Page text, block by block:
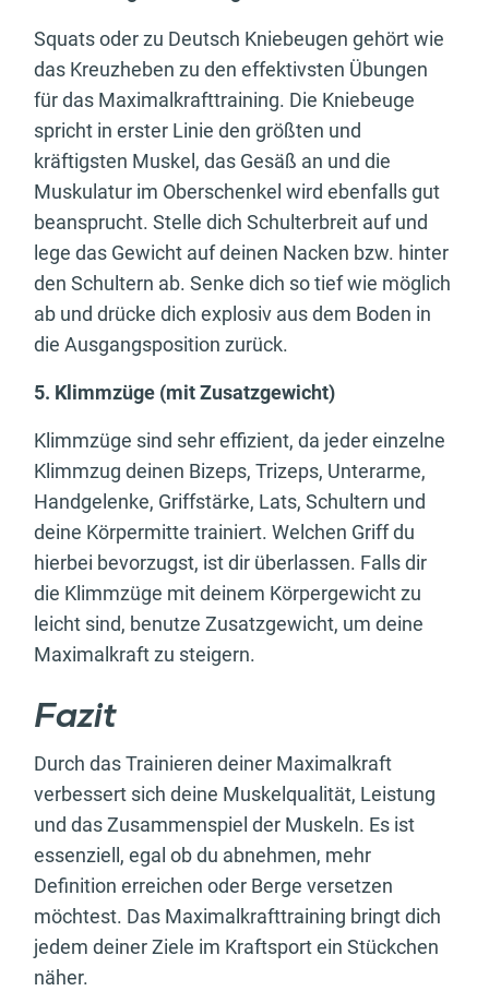
Squats oder zu Deutsch Kniebeugen gehört wie
das Kreuzheben zu den effektivsten Übungen
für das Maximalkrafttraining. Die Kniebeuge
spricht in erster Linie den größten und
kräftigsten Muskel, das Gesäß an und die
Muskulatur im Oberschenkel wird ebenfalls gut
beansprucht. Stelle dich Schulterbreit auf und
lege das Gewicht auf deinen Nacken bzw. hinter
den Schultern ab. Senke dich so tief wie möglich
ab und drücke dich explosiv aus dem Boden in
die Ausgangsposition zurück.
5. Klimmzüge (mit Zusatzgewicht)
Klimmzüge sind sehr effizient, da jeder einzelne
Klimmzug deinen Bizeps, Trizeps, Unterarme,
Handgelenke, Griffstärke, Lats, Schultern und
deine Körpermitte trainiert. Welchen Griff du
hierbei bevorzugst, ist dir überlassen. Falls dir
die Klimmzüge mit deinem Körpergewicht zu
leicht sind, benutze Zusatzgewicht, um deine
Maximalkraft zu steigern.
Fazit
Durch das Trainieren deiner Maximalkraft
verbessert sich deine Muskelqualität, Leistung
und das Zusammenspiel der Muskeln. Es ist
essenziell, egal ob du abnehmen, mehr
Definition erreichen oder Berge versetzen
möchtest. Das Maximalkrafttraining bringt dich
jedem deiner Ziele im Kraftsport ein Stückchen
näher.